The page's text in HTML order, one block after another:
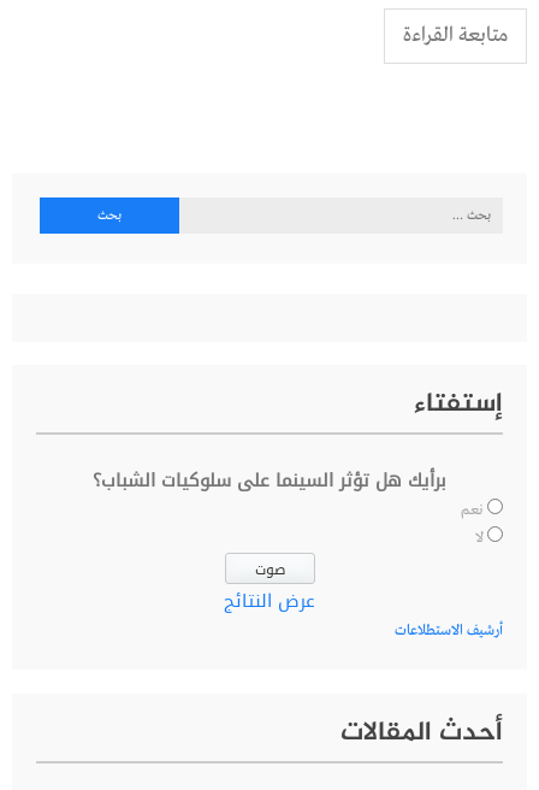
متابعة القراءة
البحث
إستفتاء
برأيك هل تؤثر السينما على سلوكيات الشباب؟
نعم
لا
عرض النتائج
أرشيف الاستطلاعات
أحدث المقالات